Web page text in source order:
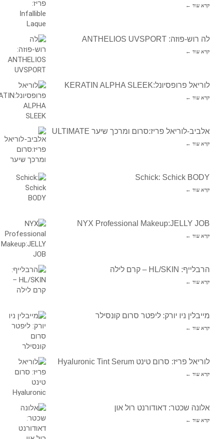
קרא עוד ←
לה רוש-פוזה: ANTHELIOS UVSPORT
קרא עוד ←
לוריאל פרופסיונל:KERATIN ALPHA SLEEK
קרא עוד ←
אלביב-לוריאל פריז:סרום ומרכך שיער ULTIMATE
קרא עוד ←
Schick: Schick BODY
קרא עוד ←
NYX Professional Makeup:JELLY JOB
קרא עוד ←
הרבלייף: HL/SKIN – קרם לילה
קרא עוד ←
מייבלין ניו יורק: ליפטר סרום קונסילר
קרא עוד ←
לוריאל פריז: סרום טינט Hyaluronic Tint Serum
קרא עוד ←
אלונה שכטר: דאודורנט רול און
קרא עוד ←